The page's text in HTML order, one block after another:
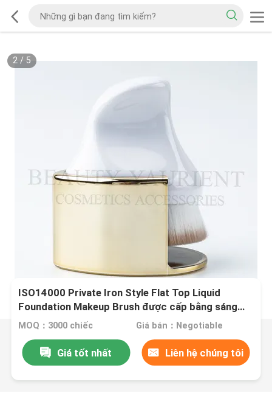
2/ 5
ISO14000 Private Iron Style Flat Top Liquid
Foundation Makeup Brush được cấp bằng sáng
chế
MOQ：3000 chiếc Giá bán：Negotiable
Giá tốt nhất Liên hệ chúng tôi